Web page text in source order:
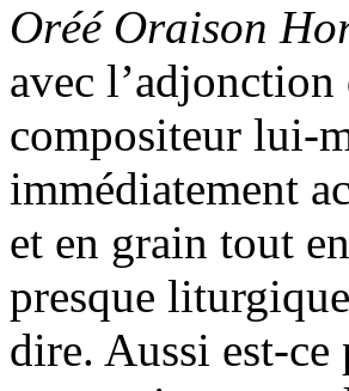
Oréé Oraison
avec
compositeur lui-
immédiatement
et en grain tout
presque
dire. Aussi est-ce